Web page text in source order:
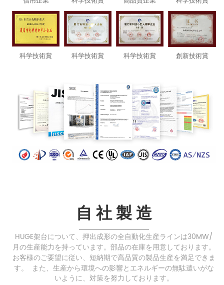
科学技術賞 科学技術賞 科学技術賞 創新技術賞
自 社 製 造
HUGE架台について、押出成形の全自動化生産ラインは30MW/
月の生産能力を持っています。部品の在庫を用意しております。
お客様のご要望に従い、短納期で高品質の製品生産を満足できま
す。 また、生産から環境への影響とエネルギーの無駄遣いがな
いように、対策を努力しております。